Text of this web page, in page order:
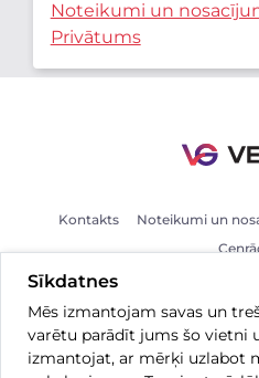
Noteikumi un
Privātums
Sīkdatnes
Mēs izmantojam savas un
varētu parādīt jums šo vietni
izmantojat, ar mērķi uzlabot
Kontakts Noteikumi un